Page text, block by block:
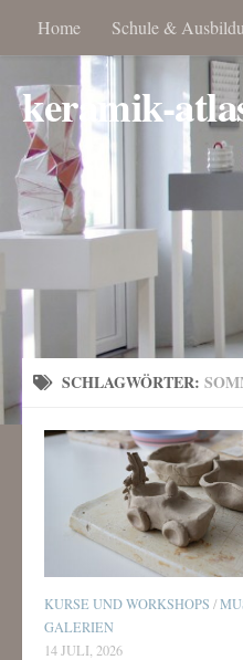
Home Schule &
keramik-
SCHLAGWÖRTER:
KURSE UND WORKSHOPS /
GALERIEN
14 JULI, 2026